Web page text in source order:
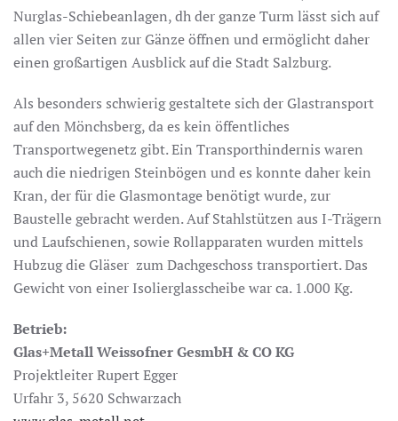
Nurglas-Schiebeanlagen, dh der ganze Turm lässt sich auf
allen vier Seiten zur Gänze öffnen und ermöglicht daher
einen großartigen Ausblick auf die Stadt Salzburg.
Als besonders schwierig gestaltete sich der Glastransport
auf den Mönchsberg, da es kein öffentliches
Transportwegenetz gibt. Ein Transporthindernis waren
auch die niedrigen Steinbögen und es konnte daher kein
Kran, der für die Glasmontage benötigt wurde, zur
Baustelle gebracht werden. Auf Stahlstützen aus I-Trägern
und Laufschienen, sowie Rollapparaten wurden mittels
Hubzug die Gläser zum Dachgeschoss transportiert. Das
Gewicht von einer Isolierglasscheibe war ca. 1.000 Kg.
Betrieb:
Glas+Metall Weissofner GesmbH & CO KG
Projektleiter Rupert Egger
Urfahr 3, 5620 Schwarzach